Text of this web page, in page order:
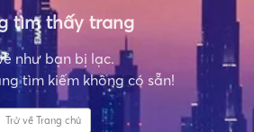
tìm thấy trang
như bạn bị lạc.
tìm kiếm không có sẵn!
Trở về Trang chủ